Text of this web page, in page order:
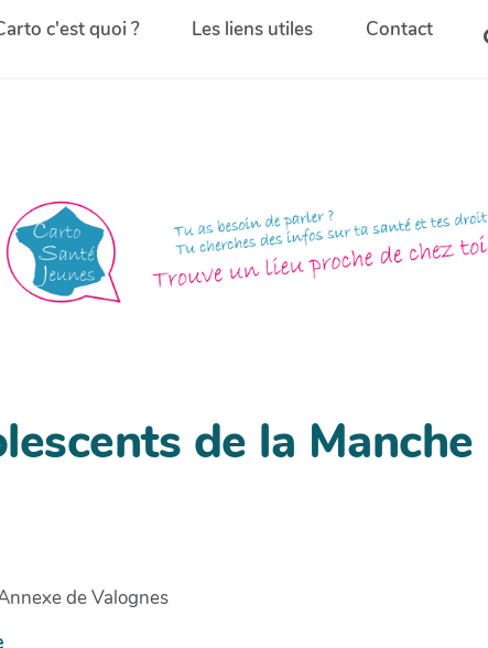
c'est quoi ? Les liens utiles Contact
de la
de Valognes